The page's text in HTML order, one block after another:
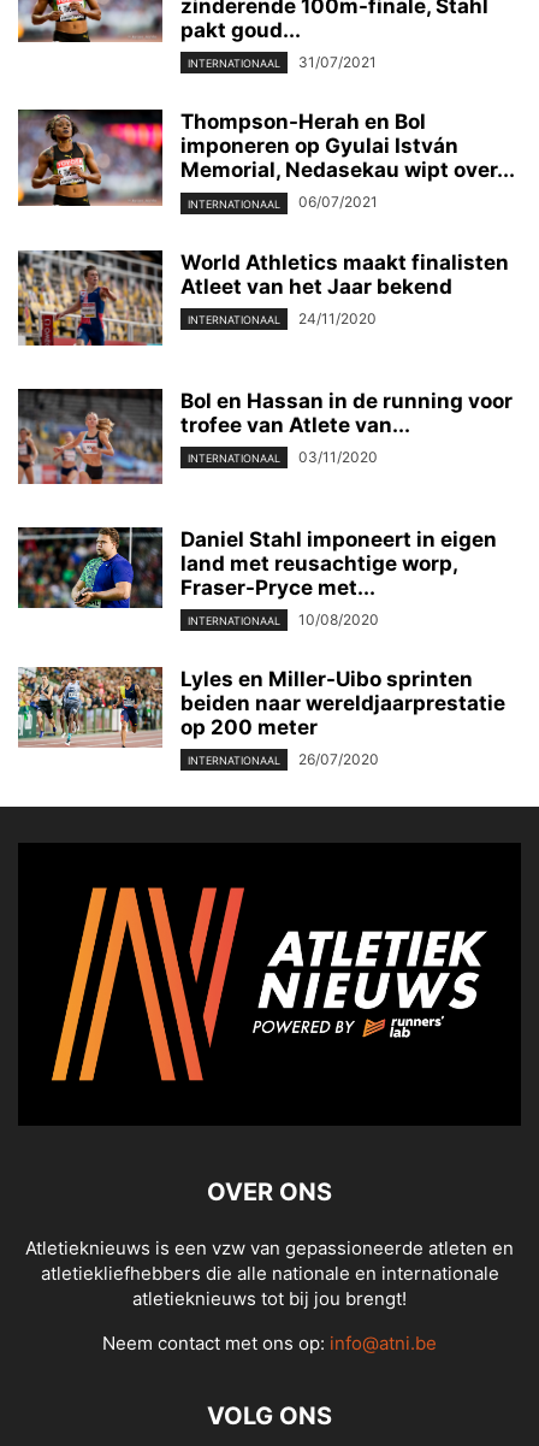
zinderende 100m-finale, Stahl
pakt goud...
INTERNATIONAAL 31/07/2021
Thompson-Herah en Bol
imponeren op Gyulai István
Memorial, Nedasekau wipt over...
INTERNATIONAAL 06/07/2021
World Athletics maakt finalisten
Atleet van het Jaar bekend
INTERNATIONAAL 24/11/2020
Bol en Hassan in de running voor
trofee van Atlete van...
INTERNATIONAAL 03/11/2020
Daniel Stahl imponeert in eigen
land met reusachtige worp,
Fraser-Pryce met...
INTERNATIONAAL 10/08/2020
Lyles en Miller-Uibo sprinten
beiden naar wereldjaarprestatie
op 200 meter
INTERNATIONAAL 26/07/2020
OVER ONS
Atletieknieuws is een vzw van gepassioneerde atleten en
atletiekliefhebbers die alle nationale en internationale
atletieknieuws tot bij jou brengt!
Neem contact met ons op: info@atni.be
VOLG ONS